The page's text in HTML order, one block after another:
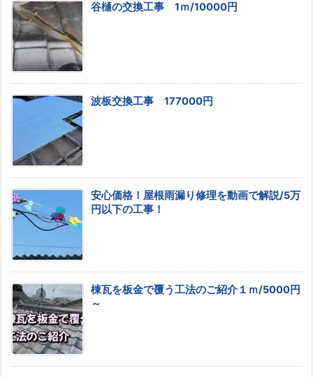
谷樋の交換工事 1ｍ/10000円
波板交換工事 177000円
安心価格！屋根雨漏り修理を動画で解説/5万
円以下の工事！
棟瓦を板金で覆う工法のご紹介１ｍ/5000円
～